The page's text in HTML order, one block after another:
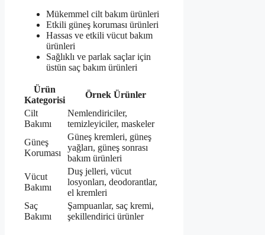
Mükemmel cilt bakım ürünleri
Etkili güneş koruması ürünleri
Hassas ve etkili vücut bakım
ürünleri
Sağlıklı ve parlak saçlar için
üstün saç bakım ürünleri
Ürün
Kategorisi
Örnek Ürünler
Cilt
Bakımı
Nemlendiriciler,
temizleyiciler, maskeler
Güneş
Koruması
Güneş kremleri, güneş
yağları, güneş sonrası
bakım ürünleri
Vücut
Bakımı
Duş jelleri, vücut
losyonları, deodorantlar,
el kremleri
Saç
Bakımı
Şampuanlar, saç kremi,
şekillendirici ürünler